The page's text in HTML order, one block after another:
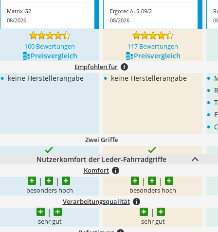
Matrix G2
08/2026
Ergotec ALS-09/2
08/2026
160 Bewertungen 117 Bewertungen
Preis­vergleich Preis­vergleich
Empfohlen für
• keine Herstellerangabe • keine Herstellerangabe •
•
•
•
•
Zwei Griffe
Nutzerkomfort der Leder-Fahrradgriffe
Komfort
besonders hoch besonders hoch
Verarbeitungsqualität
sehr gut sehr gut